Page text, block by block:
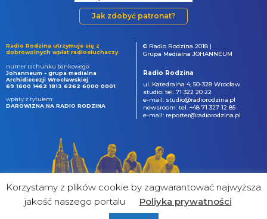
Jak zdobyć patronat?
Radio Rodzina utrzymuje się z
dobrowolnych wpłat radiosłuchaczy.
numer rachunku bankowego:
Johanneum - grupa medialna
Archidiecezji Wrocławskiej
69 1600 1462 1813 6262 6000 0001
wpłaty z tytułem:
DAROWIZNA NA RADIO RODZINA
© Radio Rodzina 2018 |
Grupa Medialna JOHANNEUM
Radio Rodzina
ul. Katedralna 4, 50-328 Wrocław
studio: tel. 71 322 20 22
e-mail: studio@radiorodzina.pl
newsroom: tel. +48 71 327 12 85
e-mail: reporter@radiorodzina.pl
Korzystamy z plików cookie by zagwarantować najwyższa
jakość naszego portalu
Poliyka prywatności